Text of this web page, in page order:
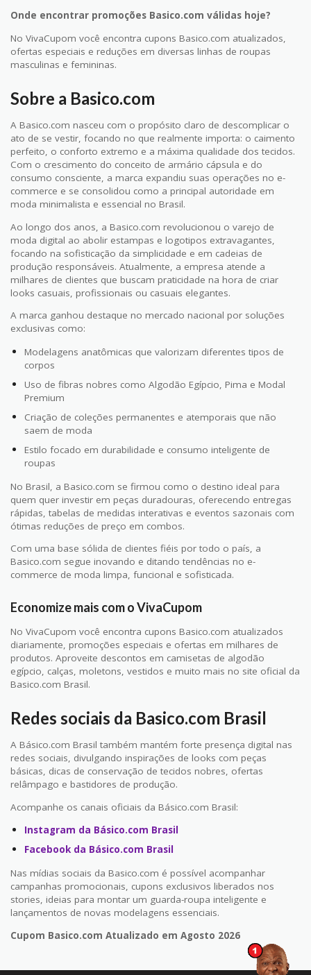
Onde encontrar promoções Basico.com válidas hoje?
No VivaCupom você encontra cupons Basico.com atualizados,
ofertas especiais e reduções em diversas linhas de roupas
masculinas e femininas.
Sobre a Basico.com
A Basico.com nasceu com o propósito claro de descomplicar o
ato de se vestir, focando no que realmente importa: o caimento
perfeito, o conforto extremo e a máxima qualidade dos tecidos.
Com o crescimento do conceito de armário cápsula e do
consumo consciente, a marca expandiu suas operações no e-
commerce e se consolidou como a principal autoridade em
moda minimalista e essencial no Brasil.
Ao longo dos anos, a Basico.com revolucionou o varejo de
moda digital ao abolir estampas e logotipos extravagantes,
focando na sofisticação da simplicidade e em cadeias de
produção responsáveis. Atualmente, a empresa atende a
milhares de clientes que buscam praticidade na hora de criar
looks casuais, profissionais ou casuais elegantes.
A marca ganhou destaque no mercado nacional por soluções
exclusivas como:
Modelagens anatômicas que valorizam diferentes tipos de
corpos
Uso de fibras nobres como Algodão Egípcio, Pima e Modal
Premium
Criação de coleções permanentes e atemporais que não
saem de moda
Estilo focado em durabilidade e consumo inteligente de
roupas
No Brasil, a Basico.com se firmou como o destino ideal para
quem quer investir em peças duradouras, oferecendo entregas
rápidas, tabelas de medidas interativas e eventos sazonais com
ótimas reduções de preço em combos.
Com uma base sólida de clientes fiéis por todo o país, a
Basico.com segue inovando e ditando tendências no e-
commerce de moda limpa, funcional e sofisticada.
Economize mais com o VivaCupom
No VivaCupom você encontra cupons Basico.com atualizados
diariamente, promoções especiais e ofertas em milhares de
produtos. Aproveite descontos em camisetas de algodão
egípcio, calças, moletons, vestidos e muito mais no site oficial da
Basico.com Brasil.
Redes sociais da Basico.com Brasil
A Básico.com Brasil também mantém forte presença digital nas
redes sociais, divulgando inspirações de looks com peças
básicas, dicas de conservação de tecidos nobres, ofertas
relâmpago e bastidores de produção.
Acompanhe os canais oficiais da Básico.com Brasil:
Instagram da Básico.com Brasil
Facebook da Básico.com Brasil
Nas mídias sociais da Basico.com é possível acompanhar
campanhas promocionais, cupons exclusivos liberados nos
stories, ideias para montar um guarda-roupa inteligente e
lançamentos de novas modelagens essenciais.
Cupom Basico.com Atualizado em Agosto 2026